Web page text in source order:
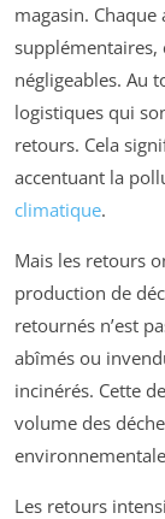
magasin.
supplémentaires,
négligeables. Au
logistiques qui
retours. Cela
accentuant la
climatique.
Mais les retours
production de
retournés n’est
abîmés ou
incinérés. Cette
volume des
Les retours